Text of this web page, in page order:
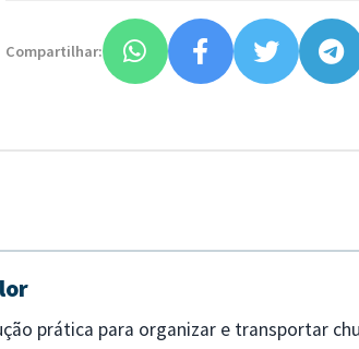
Compartilhar:
prática para organizar e transportar